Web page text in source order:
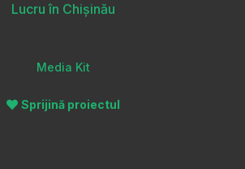
Lucru în Chișinău
Media Kit
Sprijină proiectul